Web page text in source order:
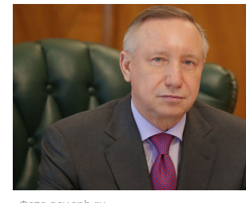
О
Metro
Стримы
Спецпроекты
Выборы
Скачай